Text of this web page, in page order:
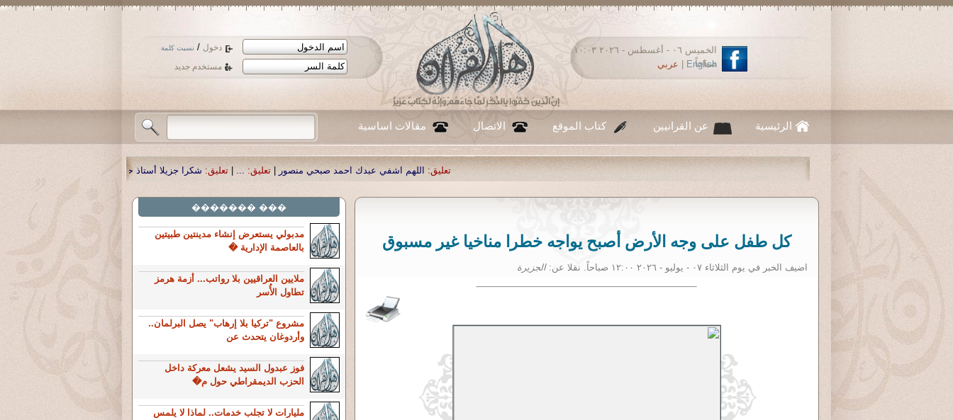
دخول / نسيت كلمة
مستخدم جديد
الخميس ٠٦ - أغسطس - ٢٠٢٦ ١٠:٠٣
صباحاً
English عربي
الرئيسية عن القرانيين كتاب الموقع الاتصال مقالات اساسية
اللهم اشفي عبدك احمد صبحي منصور|تعليق: ...
|تعليق: شكرا جزيلا أستاذ حمد الحمد .أكرمكم الله .|تعليق:
كل طفل على وجه الأرض أصبح يواجه خطرا مناخيا غير مسبوق
اضيف الخبر في يوم الثلاثاء ٠٧ - يوليو - ٢٠٢٦ ١٢:٠٠ صباحاً. نقلا عن: الجزيرة
��� �������
مدبولي يستعرض إنشاء مدينتين طبيتين
بالعاصمة الإدارية �
ملايين العراقيين بلا رواتب... أزمة هرمز
تطاول الأُسر
مشروع "تركيا بلا إرهاب" يصل البرلمان..
وأردوغان يتحدث عن
فوز عبدول السيد يشعل معركة داخل
الحزب الديمقراطي حول م�
مليارات لا تجلب خدمات.. لماذا لا يلمس